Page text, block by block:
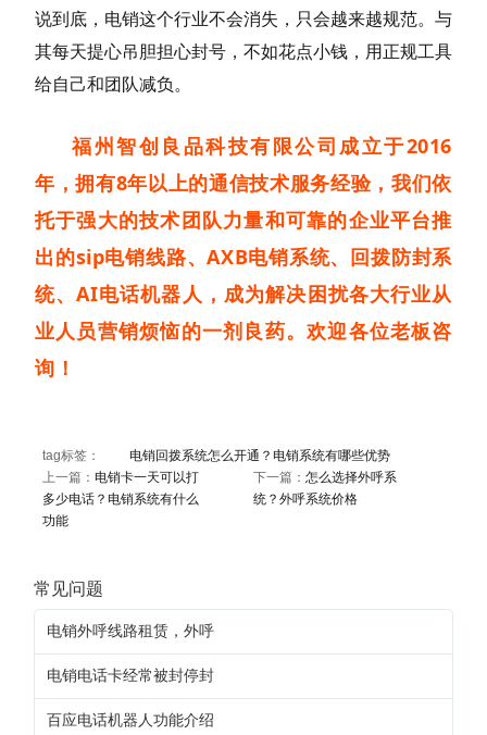
说到底，电销这个行业不会消失，只会越来越规范。与
其每天提心吊胆担心封号，不如花点小钱，用正规工具
给自己和团队减负。
福州智创良品科技有限公司成立于2016
年，拥有8年以上的通信技术服务经验，我们依
托于强大的技术团队力量和可靠的企业平台推
出的sip电销线路、AXB电销系统、回拨防封系
统、AI电话机器人，成为解决困扰各大行业从
业人员营销烦恼的一剂良药。欢迎各位老板咨
询！
tag标签： 电销回拨系统怎么开通？电销系统有哪些优势
上一篇： 电销卡一天可以打
多少电话？电销系统有什么
功能
下一篇： 怎么选择外呼系
统？外呼系统价格
常见问题
电销外呼线路租赁，外呼
电销电话卡经常被封停封
百应电话机器人功能介绍